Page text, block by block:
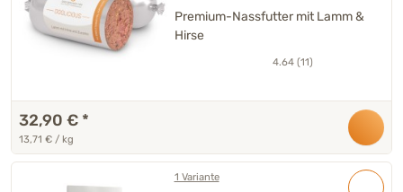
Lamm & Hirse – Wurst 6 x
400 g
Premium-Nassfutter mit Lamm &
Hirse
4.64 (11)
32,90 € *
13,71 € / kg
1 Variante